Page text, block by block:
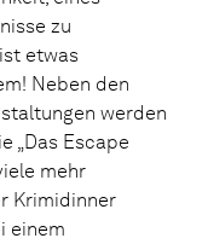
zu
etwas
Neben den
werden
„Das Escape
mehr
Krimidinner
einem